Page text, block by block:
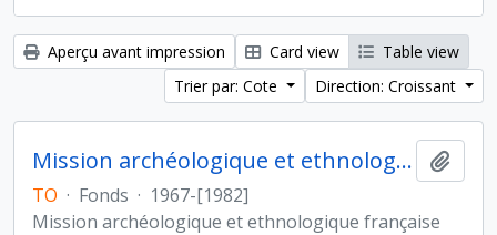
Aperçu avant impression Card view
Table view
Trier par: Cote
Direction: Croissant
Mission archéologique et ethnologique française au Mexique
TO · Fonds · 1967-[1982]
Mission archéologique et ethnologique française